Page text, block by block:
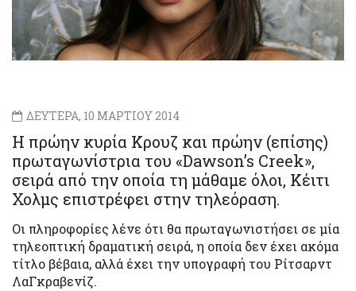
ΔΕΥΤΕΡΑ, 10 ΜΑΡΤΙΟΥ 2014
Η πρώην κυρία Κρουζ και πρώην (επίσης)
πρωταγωνίστρια του «Dawson’s Creek»,
σειρά από την οποία τη μάθαμε όλοι, Κέιτι
Χολμς επιστρέφει στην τηλεόραση.
Οι πληροφορίες λένε ότι θα πρωταγωνιστήσει σε μία
τηλεοπτική δραματική σειρά, η οποία δεν έχει ακόμα
τίτλο βέβαια, αλλά έχει την υπογραφή του Ρίτσαρντ
ΛαΓκραβενίζ.